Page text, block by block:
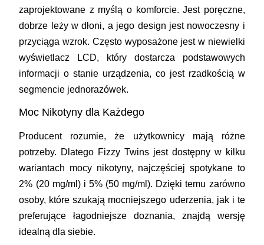
zaprojektowane z myślą o komforcie. Jest poręczne,
dobrze leży w dłoni, a jego design jest nowoczesny i
przyciąga wzrok. Często wyposażone jest w niewielki
wyświetlacz LCD, który dostarcza podstawowych
informacji o stanie urządzenia, co jest rzadkością w
segmencie jednorazówek.
Moc Nikotyny dla Każdego
Producent rozumie, że użytkownicy mają różne
potrzeby. Dlatego Fizzy Twins jest dostępny w kilku
wariantach mocy nikotyny, najczęściej spotykane to
2% (20 mg/ml) i 5% (50 mg/ml). Dzięki temu zarówno
osoby, które szukają mocniejszego uderzenia, jak i te
preferujące łagodniejsze doznania, znajdą wersję
idealną dla siebie.